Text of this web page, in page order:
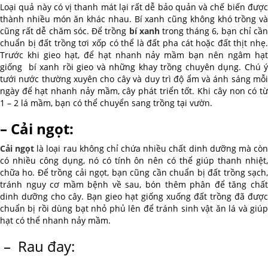
Loại quả này có vị thanh mát lại rất dễ bảo quản và chế biến được
thành nhiều món ăn khác nhau. Bí xanh cũng không khó trồng và
cũng rất dễ chăm sóc. Để trồng bí xanhtrong tháng 6, bạn chỉ cần
chuẩn bị đất trồng tơi xốp có thể là đất pha cát hoặc đất thịt nhẹ.
Trước khi gieo hạt, để hạt nhanh nảy mầm bạn nên ngâm hạt
giống bí xanh rồi gieo và những khay trồng chuyên dụng. Chú ý
tưới nước thường xuyên cho cây và duy trì độ ẩm và ánh sáng mỗi
ngày để hạt nhanh nảy mầm, cây phát triển tốt. Khi cây non có từ
1 – 2 lá mầm, bạn có thể chuyển sang trồng tại vườn.
– Cải ngọt:
Cải ngọt là loại rau không chỉ chứa nhiều chất dinh dưỡng mà còn
có nhiều công dụng, nó có tính ôn nên có thể giúp thanh nhiệt,
chữa ho. Để trồng cải ngọt, bạn cũng cần chuẩn bị đất trồng sạch,
tránh nguy cơ mầm bệnh về sau, bón thêm phân để tăng chất
dinh dưỡng cho cây. Bạn gieo hạt giống xuống đất trồng đã được
chuẩn bị rồi dùng bạt nhỏ phủ lên để tránh sinh vật ăn lá và giúp
hạt có thể nhanh nảy mầm.
– Rau đay: